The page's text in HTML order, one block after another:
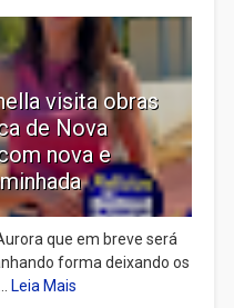
visita obras
de Nova
nova e
que em breve será
forma deixando os
Leia Mais